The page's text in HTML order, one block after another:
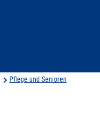
Pflege und Senioren